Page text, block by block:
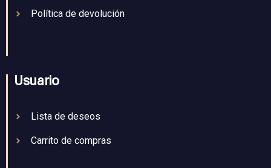
Política de devolución
Usuario
Lista de deseos
Carrito de compras